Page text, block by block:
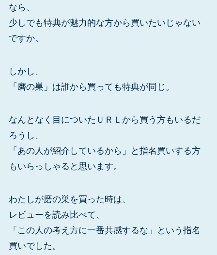
なら、
少しでも特典が魅力的な方から買いたいじゃない
ですか。
しかし、
「磨の巣」は誰から買っても特典が同じ。
なんとなく目についたＵＲＬから買う方もいるだ
ろうし、
「あの人が紹介しているから」と指名買いする方
もいらっしゃると思います。
わたしが磨の巣を買った時は、
レビューを読み比べて、
「この人の考え方に一番共感するな」という指名
買いでした。